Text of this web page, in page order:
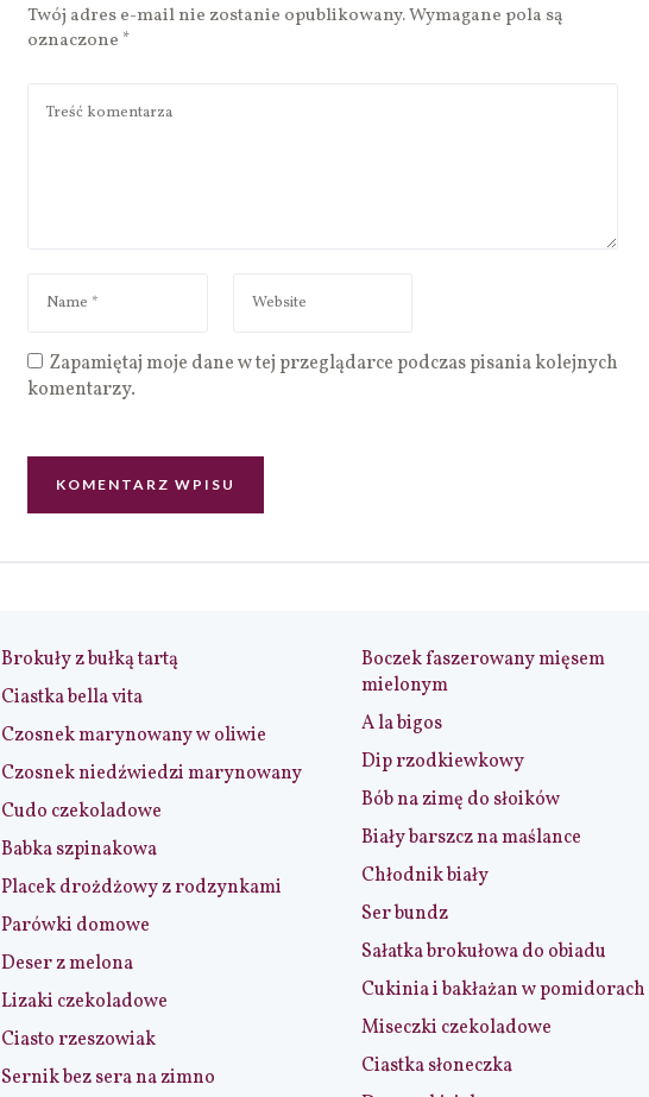
Twój adres e-mail nie zostanie opublikowany.Wymagane pola są
oznaczone *
Zapamiętaj moje dane w tej przeglądarce podczas pisania kolejnych
komentarzy.
Brokuły z bułką tartą
Ciastka bella vita
Czosnek marynowany w oliwie
Czosnek niedźwiedzi marynowany
Cudo czekoladowe
Babka szpinakowa
Placek drożdżowy z rodzynkami
Parówki domowe
Deser z melona
Lizaki czekoladowe
Ciasto rzeszowiak
Sernik bez sera na zimno
Boczek faszerowany mięsem
mielonym
A la bigos
Dip rzodkiewkowy
Bób na zimę do słoików
Biały barszcz na maślance
Chłodnik biały
Ser bundz
Sałatka brokułowa do obiadu
Cukinia i bakłażan w pomidorach
Miseczki czekoladowe
Ciastka słoneczka